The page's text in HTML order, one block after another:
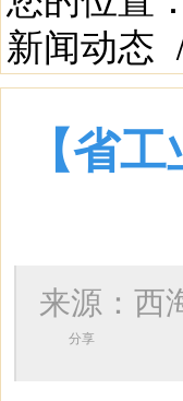
新闻动态
【省
来源：
分享